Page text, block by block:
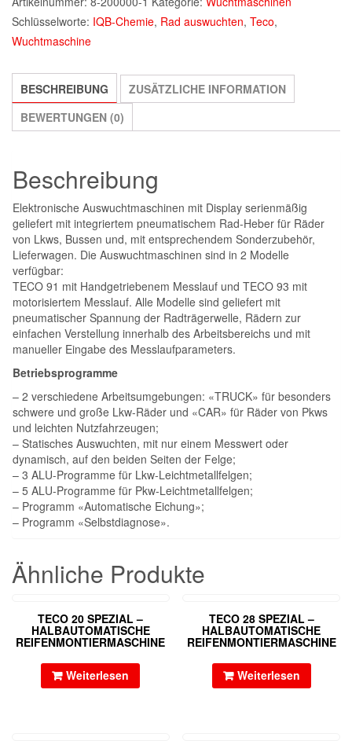
Schlüsselworte: IQB-Chemie, Rad auswuchten, Teco,
Wuchtmaschine
BESCHREIBUNG
ZUSÄTZLICHE INFORMATION
BEWERTUNGEN (0)
Beschreibung
Elektronische Auswuchtmaschinen mit Display serienmäßig
geliefert mit integriertem pneumatischem Rad-Heber für Räder
von Lkws, Bussen und, mit entsprechendem Sonderzubehör,
Lieferwagen. Die Auswuchtmaschinen sind in 2 Modelle
verfügbar:
TECO 91 mit Handgetriebenem Messlauf und TECO 93 mit
motorisiertem Messlauf. Alle Modelle sind geliefert mit
pneumatischer Spannung der Radträgerwelle, Rädern zur
einfachen Verstellung innerhalb des Arbeitsbereichs und mit
manueller Eingabe des Messlaufparameters.
Betriebsprogramme
– 2 verschiedene Arbeitsumgebungen: «TRUCK» für besonders
schwere und große Lkw-Räder und «CAR» für Räder von Pkws
und leichten Nutzfahrzeugen;
– Statisches Auswuchten, mit nur einem Messwert oder
dynamisch, auf den beiden Seiten der Felge;
– 3 ALU-Programme für Lkw-Leichtmetallfelgen;
– 5 ALU-Programme für Pkw-Leichtmetallfelgen;
– Programm «Automatische Eichung»;
– Programm «Selbstdiagnose».
Ähnliche Produkte
TECO 20 SPEZIAL –
HALBAUTOMATISCHE
REIFENMONTIERMASCHINE
Weiterlesen
TECO 28 SPEZIAL –
HALBAUTOMATISCHE
REIFENMONTIERMASCHINE
Weiterlesen